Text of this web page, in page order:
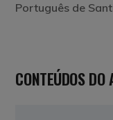
Português de
CONTEÚDOS DO